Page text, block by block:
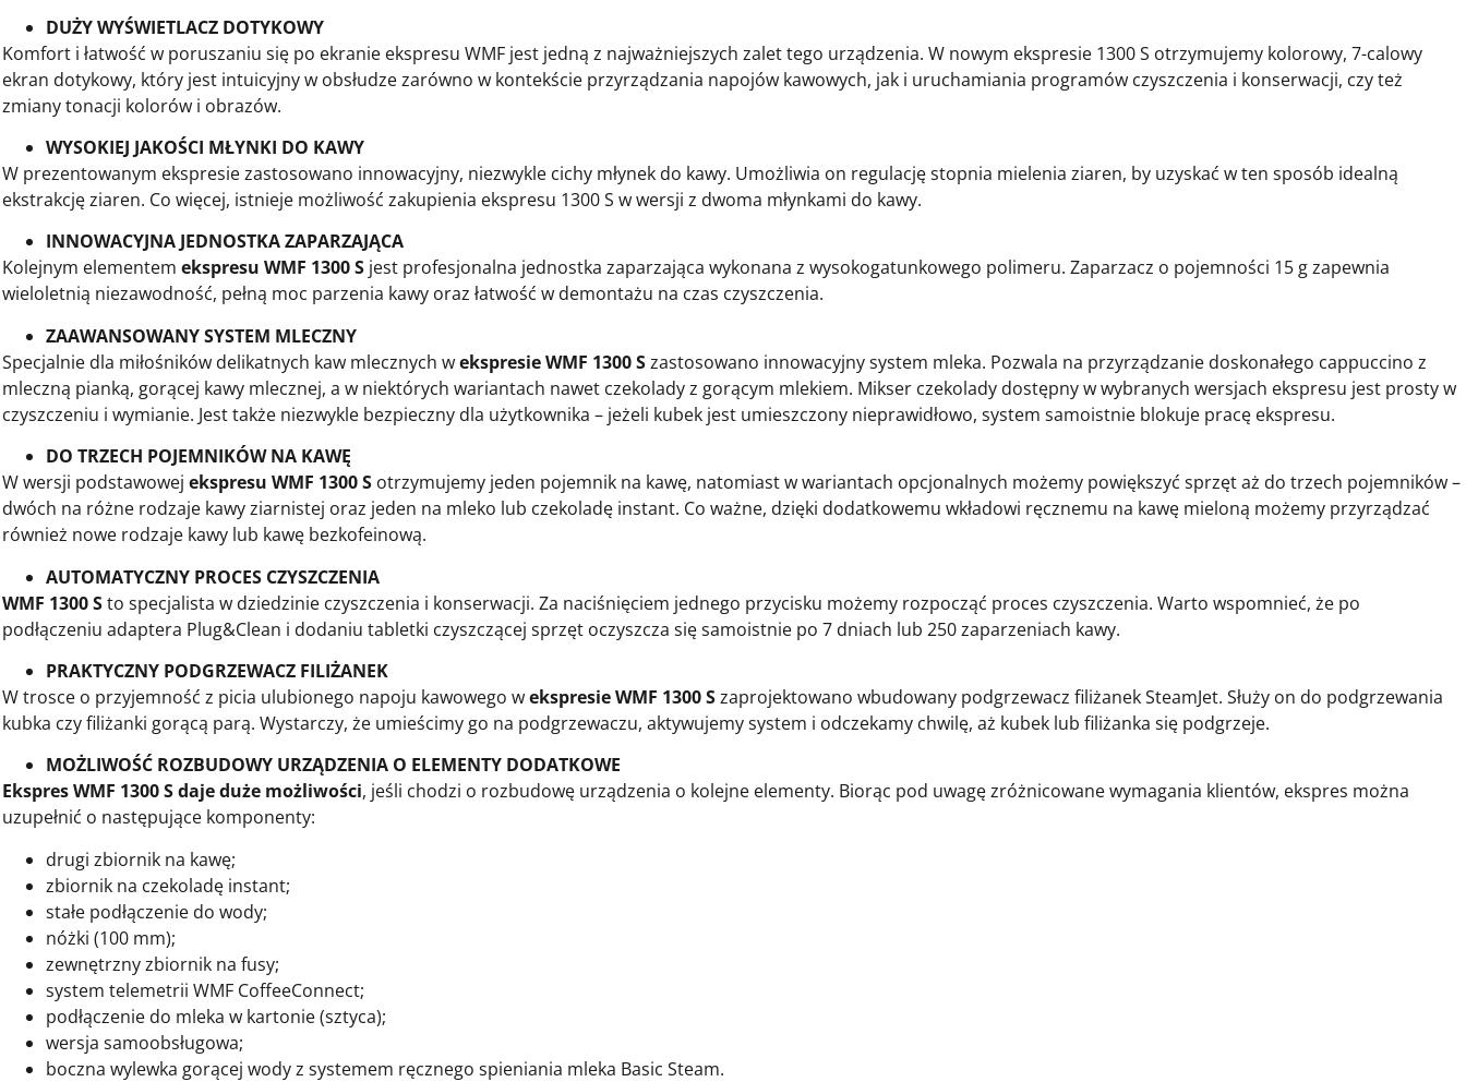
DUŻY WYŚWIETLACZ DOTYKOWY
Komfort i łatwość w poruszaniu się po ekranie ekspresu WMF jest jedną z najważniejszych zalet tego urządzenia. W nowym ekspresie 1300 S otrzymujemy kolorowy, 7-calowy
ekran dotykowy, który jest intuicyjny w obsłudze zarówno w kontekście przyrządzania napojów kawowych, jak i uruchamiania programów czyszczenia i konserwacji, czy też
zmiany tonacji kolorów i obrazów.
WYSOKIEJ JAKOŚCI MŁYNKI DO KAWY
W prezentowanym ekspresie zastosowano innowacyjny, niezwykle cichy młynek do kawy. Umożliwia on regulację stopnia mielenia ziaren, by uzyskać w ten sposób idealną
ekstrakcję ziaren. Co więcej, istnieje możliwość zakupienia ekspresu 1300 S w wersji z dwoma młynkami do kawy.
INNOWACYJNA JEDNOSTKA ZAPARZAJĄCA
Kolejnym elementem ekspresu WMF 1300 S jest profesjonalna jednostka zaparzająca wykonana z wysokogatunkowego polimeru. Zaparzacz o pojemności 15 g zapewnia
wieloletnią niezawodność, pełną moc parzenia kawy oraz łatwość w demontażu na czas czyszczenia.
ZAAWANSOWANY SYSTEM MLECZNY
Specjalnie dla miłośników delikatnych kaw mlecznych wekspresie WMF 1300 Szastosowano innowacyjny system mleka. Pozwala na przyrządzanie doskonałego cappuccino z
mleczną pianką, gorącej kawy mlecznej, a w niektórych wariantach nawet czekolady z gorącym mlekiem. Mikser czekolady dostępny w wybranych wersjach ekspresu jest prosty w
czyszczeniu i wymianie. Jest także niezwykle bezpieczny dla użytkownika – jeżeli kubek jest umieszczony nieprawidłowo, system samoistnie blokuje pracę ekspresu.
DO TRZECH POJEMNIKÓW NA KAWĘ
W wersji podstawowej ekspresu WMF 1300 S otrzymujemy jeden pojemnik na kawę, natomiast w wariantach opcjonalnych możemy powiększyć sprzęt aż do trzech pojemników –
dwóch na różne rodzaje kawy ziarnistej oraz jeden na mleko lub czekoladę instant. Co ważne, dzięki dodatkowemu wkładowi ręcznemu na kawę mieloną możemy przyrządzać
również nowe rodzaje kawy lub kawę bezkofeinową.
AUTOMATYCZNY PROCES CZYSZCZENIA
WMF 1300 Sto specjalista w dziedzinie czyszczenia i konserwacji. Za naciśnięciem jednego przycisku możemy rozpocząć proces czyszczenia. Warto wspomnieć, że po
podłączeniu adaptera Plug&Clean i dodaniu tabletki czyszczącej sprzęt oczyszcza się samoistnie po 7 dniach lub 250 zaparzeniach kawy.
PRAKTYCZNY PODGRZEWACZ FILIŻANEK
W trosce o przyjemność z picia ulubionego napoju kawowego wekspresie WMF 1300 Szaprojektowano wbudowany podgrzewacz filiżanek SteamJet. Służy on do podgrzewania
kubka czy filiżanki gorącą parą. Wystarczy, że umieścimy go na podgrzewaczu, aktywujemy system i odczekamy chwilę, aż kubek lub filiżanka się podgrzeje.
MOŻLIWOŚĆ ROZBUDOWY URZĄDZENIA O ELEMENTY DODATKOWE
Ekspres WMF 1300 S daje duże możliwości, jeśli chodzi o rozbudowę urządzenia o kolejne elementy. Biorąc pod uwagę zróżnicowane wymagania klientów, ekspres można
uzupełnić o następujące komponenty:
drugi zbiornik na kawę;
zbiornik na czekoladę instant;
stałe podłączenie do wody;
nóżki (100 mm);
zewnętrzny zbiornik na fusy;
system telemetrii WMF CoffeeConnect;
podłączenie do mleka w kartonie (sztyca);
wersja samoobsługowa;
boczna wylewka gorącej wody z systemem ręcznego spieniania mleka Basic Steam.